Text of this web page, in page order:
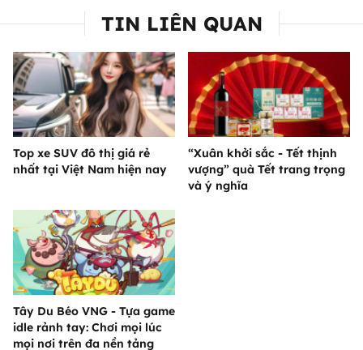
TIN LIÊN QUAN
Top xe SUV đô thị giá rẻ
nhất tại Việt Nam hiện nay
“Xuân khởi sắc - Tết thịnh
vượng” quà Tết trang trọng
và ý nghĩa
Tây Du Béo VNG - Tựa game
idle rảnh tay: Chơi mọi lúc
mọi nơi trên đa nền tảng